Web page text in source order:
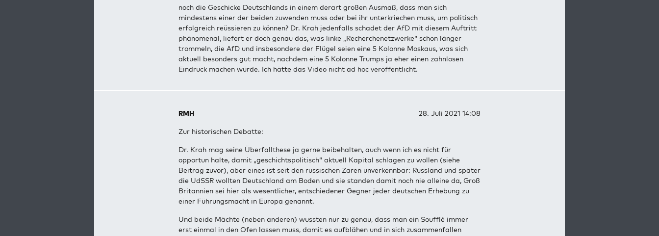
noch die Geschicke Deutschlands in einem derart großen Ausmaß, dass man sich
mindestens einer der beiden zuwenden muss oder bei ihr unterkriechen muss, um politisch
erfolgreich reüssieren zu können? Dr. Krah jedenfalls schadet der AfD mit diesem Auftritt
phänomenal, liefert er doch genau das, was linke „Recherchenetzwerke“ schon länger
trommeln, die AfD und insbesondere der Flügel seien eine 5 Kolonne Moskaus, was sich
aktuell besonders gut macht, nachdem eine 5 Kolonne Trumps ja eher einen zahnlosen
Eindruck machen würde. Ich hätte das Video nicht ad hoc veröffentlicht.
RMH 28. Juli 2021 14:08
Zur historischen Debatte:
Dr. Krah mag seine Überfallthese ja gerne beibehalten, auch wenn ich es nicht für
opportun halte, damit „geschichtspolitisch“ aktuell Kapital schlagen zu wollen (siehe
Beitrag zuvor), aber eines ist seit den russischen Zaren unverkennbar: Russland und später
die UdSSR wollten Deutschland am Boden und sie standen damit noch nie alleine da, Groß
Britannien sei hier als wesentlicher, entschiedener Gegner jeder deutschen Erhebung zu
einer Führungsmacht in Europa genannt.
Und beide Mächte (neben anderen) wussten nur zu genau, dass man ein Soufflé immer
erst einmal in den Ofen lassen muss, damit es aufblähen und in sich zusammenfallen